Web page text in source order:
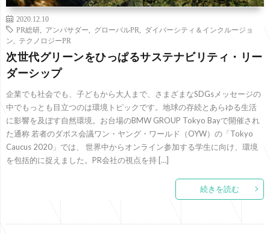
2020.12.10
PR総研
アンバサダー グローバルPR
ダイバーシティ＆インクルージョ
ン
テクノロジーPR
次世代グリーンをひっぱるサステナビリティ・リー
ダーシップ
企業でも社会でも、子どもから大人まで、さまざまなSDGsメッセージの
中でもっとも目立つのは環境トピックです。地球の存続とあらゆる生活
に影響を及ぼす自然環境。お台場のBMW GROUP Tokyo Bayで開催され
た通称 若者のダボス会議ワン・ヤング・ワールド（OYW）の「Tokyo
Caucus 2020」では、 世界中からオンライン参加する学生に向け、環境
を包括的に捉えました。PR会社の視点を持 […]
続きを読む